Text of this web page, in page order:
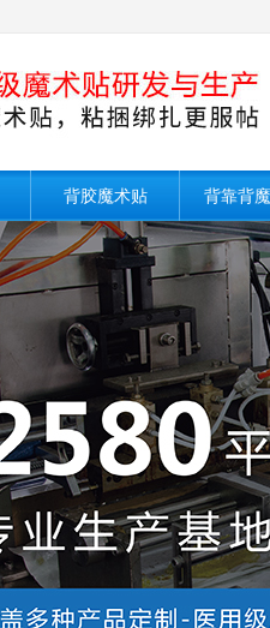
背胶魔术贴 背靠背